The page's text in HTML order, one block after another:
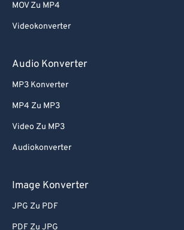
MOV Zu MP4
Videokonverter
Audio Konverter
MP3 Konverter
MP4 Zu MP3
Video Zu MP3
Audiokonverter
Image Konverter
JPG Zu PDF
PDF Zu JPG